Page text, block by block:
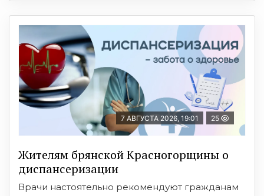
7 АВГУСТА 2026, 19:01 25
Жителям брянской Красногорщины о
диспансеризации
Врачи настоятельно рекомендуют гражданам